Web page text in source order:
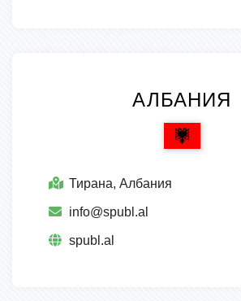
АЛБАНИЯ
Тирана, Албания
info@spubl.al
spubl.al